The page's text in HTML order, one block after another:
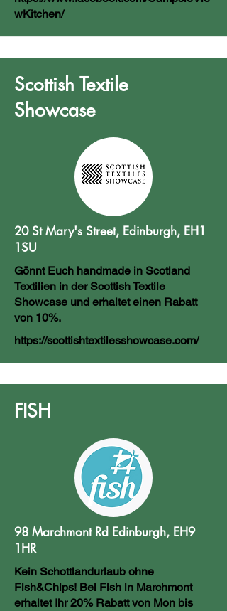
wKitchen/
Scottish Textile
Showcase
20 St Mary's Street, Edinburgh, EH1
1SU
Gönnt Euch handmade in Scotland
Textilien in der Scottish Textile
Showcase und erhaltet einen Rabatt
von 10%.
https://scottishtextilesshowcase.com/
FISH
98 Marchmont Rd Edinburgh, EH9
1HR
Kein Schottlandurlaub ohne
Fish&Chips! Bei Fish in Marchmont
erhaltet Ihr 20% Rabatt von Mon bis